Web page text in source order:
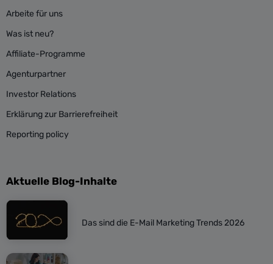
Arbeite für uns
Was ist neu?
Affiliate-Programme
Agenturpartner
Investor Relations
Erklärung zur Barrierefreiheit
Reporting policy
Aktuelle Blog-Inhalte
Das sind die E-Mail Marketing Trends 2026